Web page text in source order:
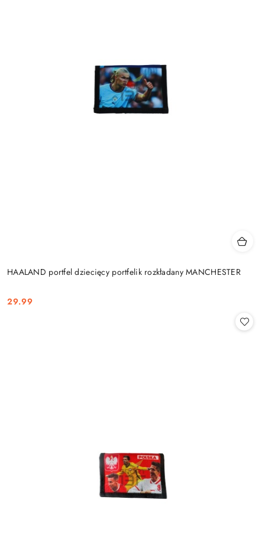
HAALAND portfel dziecięcy portfelik rozkładany MANCHESTER
Cena:
29.99